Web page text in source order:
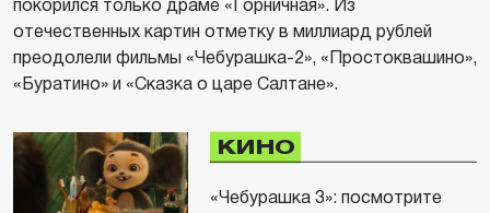
покорился только драме «Горничная». Из
отечественных картин отметку в миллиард рублей
преодолели фильмы «Чебурашка-2», «Простоквашино»,
«Буратино» и «Сказка о царе Салтане».
КИНО
«Чебурашка 3»: посмотрите